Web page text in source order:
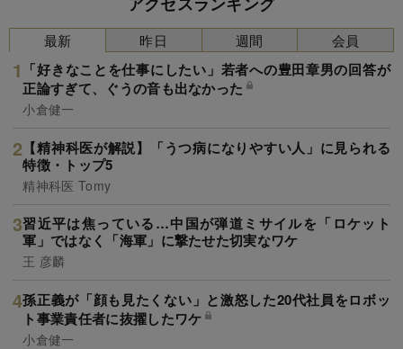
最新
「好きなことを仕事にしたい」若者への豊田章男の回答が
正論すぎて、ぐうの音も出なかった
小倉健一
【精神科医が解説】「うつ病になりやすい人」に見られる
特徴・トップ5
精神科医 Tomy
習近平は焦っている…中国が弾道ミサイルを「ロケット
軍」ではなく「海軍」に撃たせた切実なワケ
王 彦麟
孫正義が「顔も見たくない」と激怒した20代社員をロボッ
ト事業責任者に抜擢したワケ
小倉健一
昨日 週間 会員